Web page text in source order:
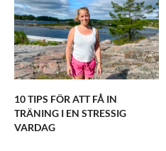
10 TIPS FÖR ATT FÅ IN
TRÄNING I EN STRESSIG
VARDAG